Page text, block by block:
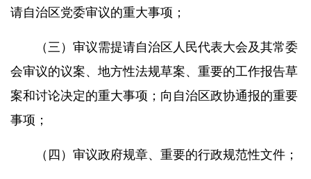
请自治区党委审议的重大事项；
（三）审议需提请自治区人民代表大会及其常委
会审议的议案、地方性法规草案、重要的工作报告草
案和讨论决定的重大事项；向自治区政协通报的重要
事项；
（四）审议政府规章、重要的行政规范性文件；